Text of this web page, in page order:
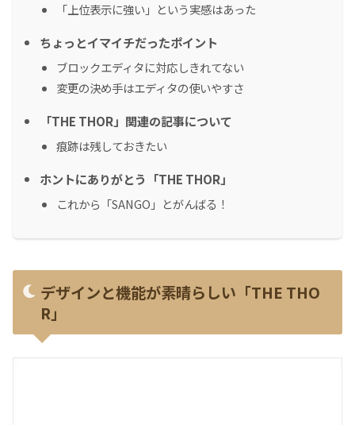
「上位表示に強い」という実感はあった
ちょっとイマイチだったポイント
ブロックエディタに対応しきれてない
変更の決め手はエディタの使いやすさ
「THE THOR」関連の記事について
痕跡は残しておきたい
ホントにありがとう「THE THOR」
これから「SANGO」とがんばる！
デザインと機能が素晴らしい「THE THO
R」